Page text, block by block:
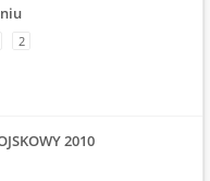
2
2010